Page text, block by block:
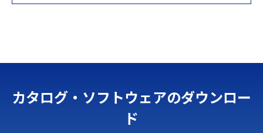
カタログ・ソフトウェアのダウンロー
ド